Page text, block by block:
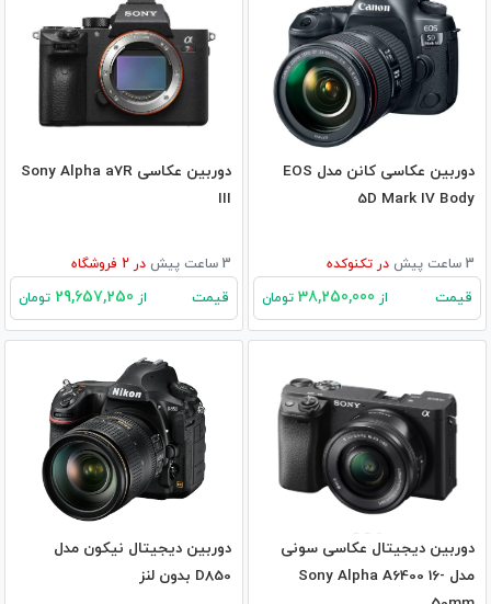
دوربین عکاسی کانن مدل EOS
5D Mark IV Body
3 ساعت پیش در تکنوکده
قیمت از تومان
دوربین عکاسی Sony Alpha a7R
III
3 ساعت پیش در فروشگاه
قیمت از تومان
دوربین دیجیتال عکاسی سونی
مدل Sony Alpha A6400 16-
دوربین دیجیتال نیکون مدل
D850 بدون لنز